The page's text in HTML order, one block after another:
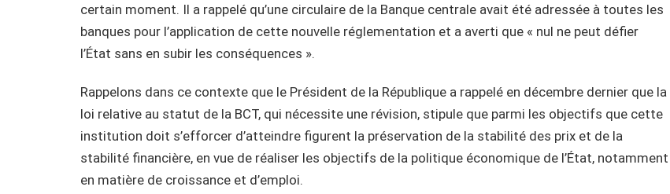
certain moment. Il a rappelé qu’une circulaire de la Banque centrale avait été adressée à toutes les
banques pour l’application de cette nouvelle réglementation et a averti que « nul ne peut défier
l’État sans en subir les conséquences ».
Rappelons dans ce contexte que le Président de la République a rappelé en décembre dernier que la
loi relative au statut de la BCT, qui nécessite une révision, stipule que parmi les objectifs que cette
institution doit s’efforcer d’atteindre figurent la préservation de la stabilité des prix et de la
stabilité financière, en vue de réaliser les objectifs de la politique économique de l’État, notamment
en matière de croissance et d’emploi.